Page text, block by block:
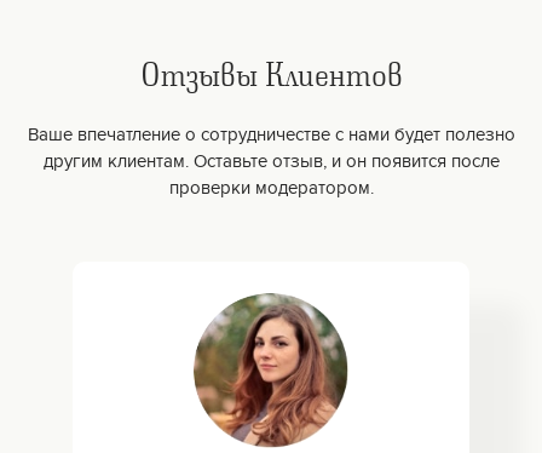
Отзывы Клиентов
Ваше впечатление о сотрудничестве с нами будет полезно
другим клиентам. Оставьте отзыв, и он появится после
проверки модератором.